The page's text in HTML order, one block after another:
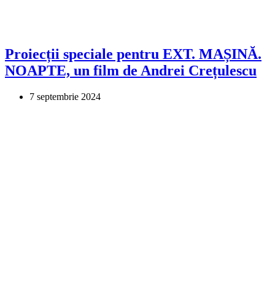
Proiecții speciale pentru EXT. MAȘINĂ.
NOAPTE, un film de Andrei Crețulescu
7 septembrie 2024